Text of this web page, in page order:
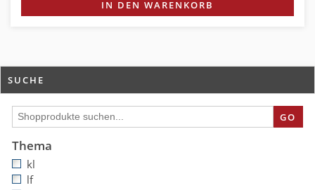
IN DEN WARENKORB
SUCHE
GO
Thema
kl
lf